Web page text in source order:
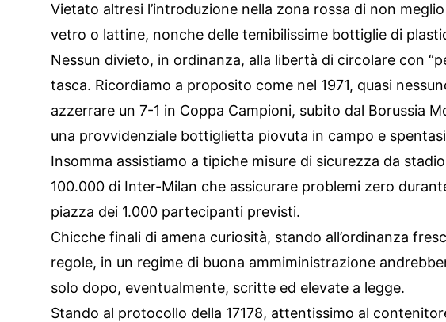
Vietato altresi l’introduzione nella zona rossa di non
vetro o lattine, nonche delle temibilissime bottiglie di
Nessun divieto, in ordinanza, alla libertà di circolare con
tasca. Ricordiamo a proposito come nel 1971, quasi
azzerrare un 7-1 in Coppa Campioni, subito dal Borussia
una provvidenziale bottiglietta piovuta in campo e
Insomma assistiamo a tipiche misure di sicurezza da
100.000 di Inter-Milan che assicurare problemi zero
piazza dei 1.000 partecipanti previsti.
Chicche finali di amena curiosità, stando all’ordinanza
regole, in un regime di buona ammiministrazione
solo dopo, eventualmente, scritte ed elevate a legge.
Stando al protocollo della 17178, attentissimo al